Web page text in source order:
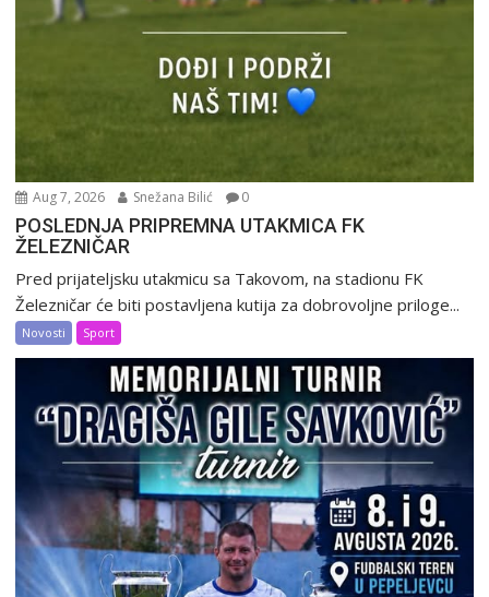
Aug 7, 2026 Snežana Bilić 0
POSLEDNJA PRIPREMNA UTAKMICA FK
ŽELEZNIČAR
Pred prijateljsku utakmicu sa Takovom, na stadionu FK
Železničar će biti postavljena kutija za dobrovoljne priloge...
Novosti Sport